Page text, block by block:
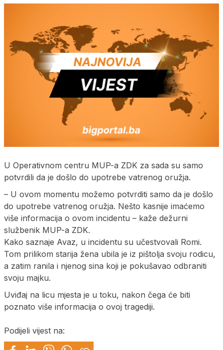
U Operativnom centru MUP-a ZDK za sada su samo
potvrdili da je došlo do upotrebe vatrenog oružja.
– U ovom momentu možemo potvrditi samo da je došlo
do upotrebe vatrenog oružja. Nešto kasnije imaćemo
više informacija o ovom incidentu – kaže dežurni
službenik MUP-a ZDK.
Kako saznaje Avaz, u incidentu su učestvovali Romi.
Tom prilikom starija žena ubila je iz pištolja svoju rodicu,
a zatim ranila i njenog sina koji je pokušavao odbraniti
svoju majku.
Uviđaj na licu mjesta je u toku, nakon čega će biti
poznato više informacija o ovoj tragediji.
Podijeli vijest na: